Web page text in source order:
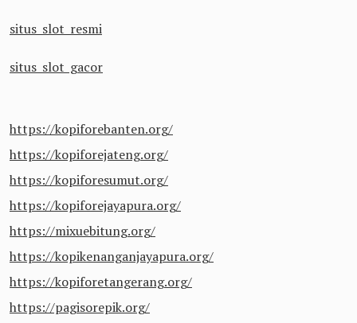
situs slot resmi
situs slot gacor
https://kopiforebanten.org/
https://kopiforejateng.org/
https://kopiforesumut.org/
https://kopiforejayapura.org/
https://mixuebitung.org/
https://kopikenanganjayapura.org/
https://kopiforetangerang.org/
https://pagisorepik.org/